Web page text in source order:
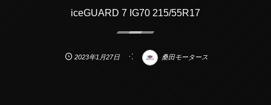
iceGUARD 7 IG70 215/55R17
2023年1月27日 桑田モータース